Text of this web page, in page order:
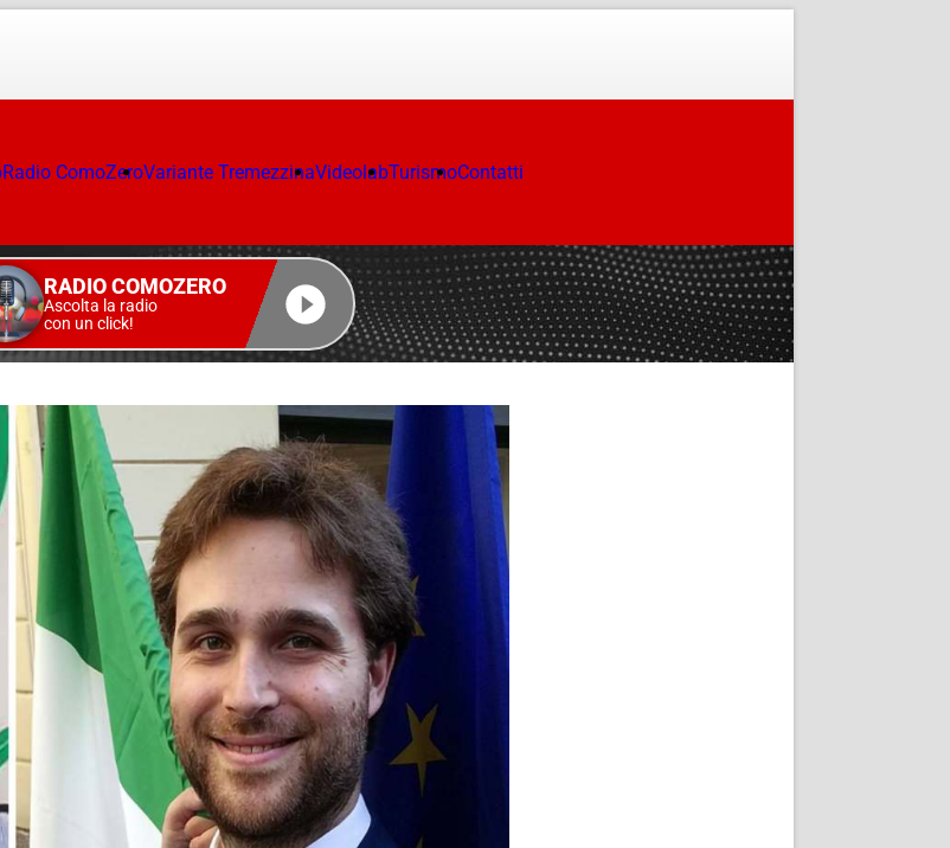
Radio ComoZeroVariante TremezzinaVideolabTurismoContatti
RADIO COMOZERO
Ascolta la radio
con un click!